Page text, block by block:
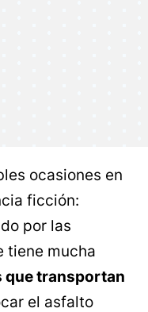
ocasiones en
ficción:
por las
tiene mucha
que transportan
el asfalto